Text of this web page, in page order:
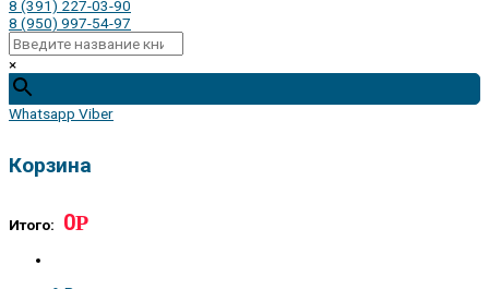
8 (391) 227-03-90
8 (950) 997-54-97
×
Whatsapp Viber
Корзина
Итого: 0Р